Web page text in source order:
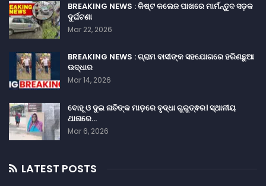
BREAKING NEWS : କିଷ୍ଟ କଲେଜ ପାଖରେ ମାର୍ମନ୍ତୁଦ ସଡ଼କ
ଦୁର୍ଘଟଣା
Mar 22, 2026
BREAKING NEWS : ଗ୍ରାମ ବାସୀଙ୍କ ସହଯୋଗରେ ହରିଣଛୁଆ
ଉଦ୍ଧାର
Mar 14, 2026
ବୋହୂ ଓ ଦୁଇ ନାତିଙ୍କ ମାଡ଼ରେ ବୃଦ୍ଧା ଗୁରୁତ୍ଵର। ସ୍ଥାନୀୟ
ଥାନାରେ…
Mar 6, 2026
LATEST POSTS